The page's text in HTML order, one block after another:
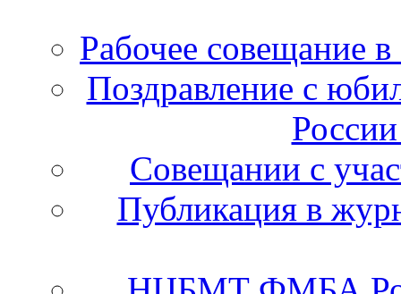
Рабочее совещание
Поздравление с
Cовещании с
Публикация в